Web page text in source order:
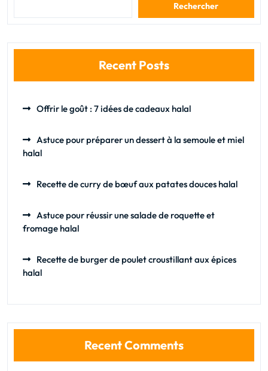
Rechercher
Recent Posts
Offrir le goût : 7 idées de cadeaux halal
Astuce pour préparer un dessert à la semoule et miel
halal
Recette de curry de bœuf aux patates douces halal
Astuce pour réussir une salade de roquette et
fromage halal
Recette de burger de poulet croustillant aux épices
halal
Recent Comments